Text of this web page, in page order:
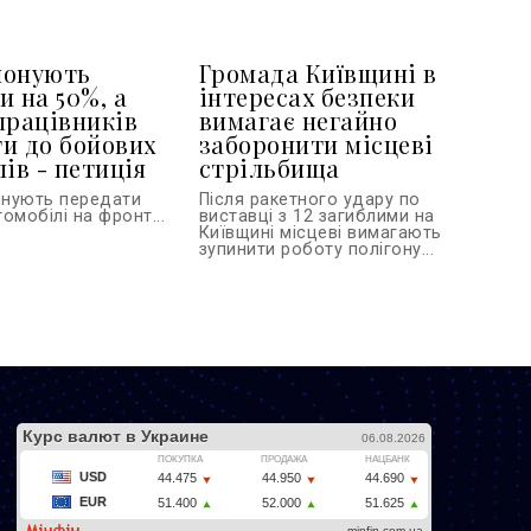
на 50%, а
до бойових
- петиція
передати
на фронт...
Громада Київщині в
інтересах безпеки
вимагає негайно
заборонити місцеві
стрільбища
Після ракетного удару по
виставці з 12 загиблими на
Київщині місцеві вимагають
зупинити роботу полігону...